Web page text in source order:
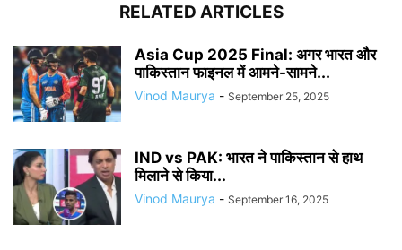
RELATED ARTICLES
Asia Cup 2025 Final: अगर भारत और
पाकिस्तान फाइनल में आमने-सामने...
Vinod Maurya - September 25, 2025
IND vs PAK: भारत ने पाकिस्तान से हाथ
मिलाने से किया...
Vinod Maurya - September 16, 2025